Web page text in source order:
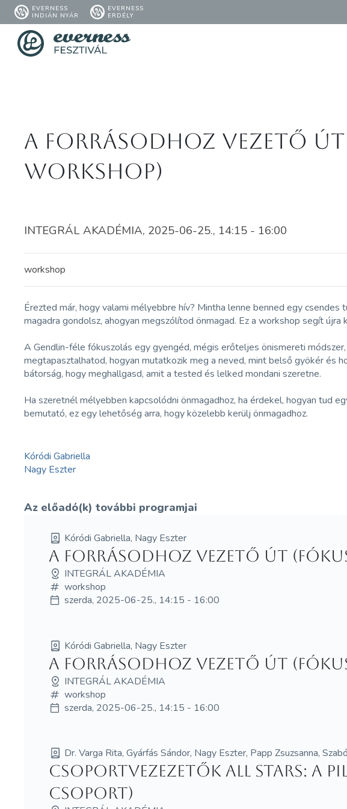
EVERNESS
INDIÁN NYÁR
EVERNESS
ERDÉLY
A forrásodhoz vezető út
workshop)
INTEGRÁL AKADÉMIA, 2025-06-25., 14:15 - 16:00
workshop
Érezted már, hogy valami mélyebbre hív? Mintha lenne benned egy
magadra gondolsz, ahogyan megszólítod önmagad. Ez a workshop segít
A Gendlin-féle fókuszolás egy gyengéd, mégis erőteljes önismereti
megtapasztalhatod, hogyan mutatkozik meg a neved, mint belső gyökér és
bátorság, hogy meghallgasd, amit a tested és lelked mondani szeretne.
Ha szeretnél mélyebben kapcsolódni önmagadhoz, ha érdekel, hogyan tud
bemutató, ez egy lehetőség arra, hogy közelebb kerülj önmagadhoz.
Kóródi Gabriella
Nagy Eszter
Az előadó(k) további programjai
Kóródi Gabriella, Nagy Eszter
A forrásodhoz vezető út
INTEGRÁL AKADÉMIA
workshop
szerda, 2025-06-25., 14:15 - 16:00
Kóródi Gabriella, Nagy Eszter
A forrásodhoz vezető út
INTEGRÁL AKADÉMIA
workshop
szerda, 2025-06-25., 14:15 - 16:00
Dr. Varga Rita, Gyárfás Sándor, Nagy Eszter, Papp Zsuzsanna,
Csoportvezezetők All stars: A
csoport)